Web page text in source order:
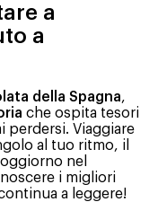
a
a
della Spagna,
che ospita tesori
perdersi. Viaggiare
al tuo ritmo, il
nel
i migliori
a leggere!